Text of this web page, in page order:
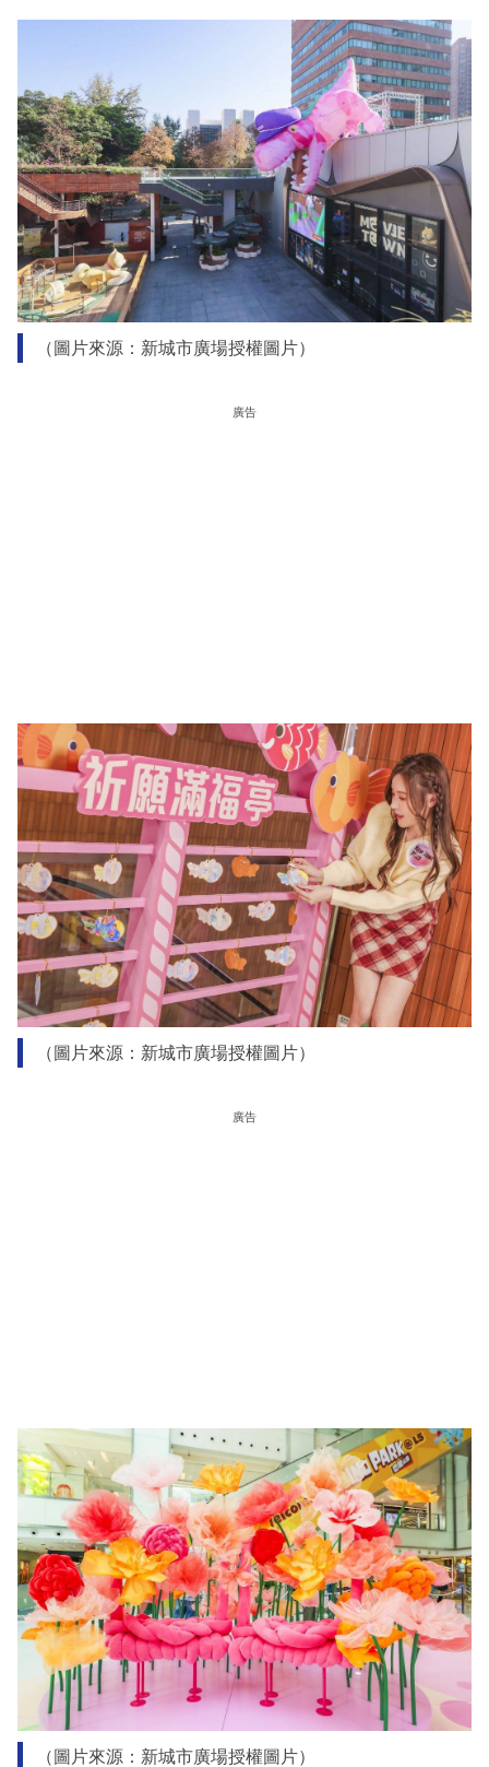
（圖片來源：新城市廣場授權圖片）
廣告
（圖片來源：新城市廣場授權圖片）
廣告
（圖片來源：新城市廣場授權圖片）